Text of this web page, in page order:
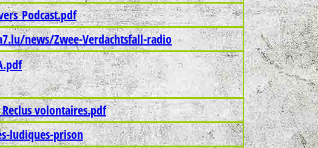
news/Zwee-Verdachtsfall-radio
volontaires.pdf
ludiques-prison